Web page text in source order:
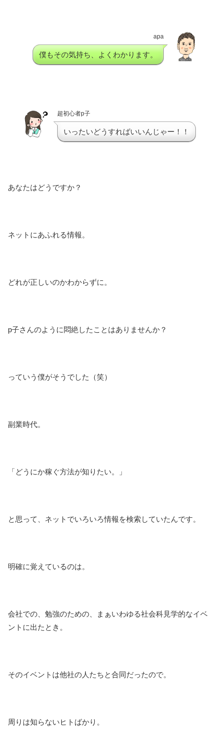
apa
僕もその気持ち、よくわかります。
超初心者p子
いったいどうすればいいんじゃー！！
あなたはどうですか？
ネットにあふれる情報。
どれが正しいのかわからずに。
p子さんのように悶絶したことはありませんか？
っていう僕がそうでした（笑）
副業時代。
「どうにか稼ぐ方法が知りたい。」
と思って、ネットでいろいろ情報を検索していたんです。
明確に覚えているのは。
会社での、勉強のための、まぁいわゆる社会科見学的なイベ
ントに出たとき。
そのイベントは他社の人たちと合同だったので。
周りは知らないヒトばかり。